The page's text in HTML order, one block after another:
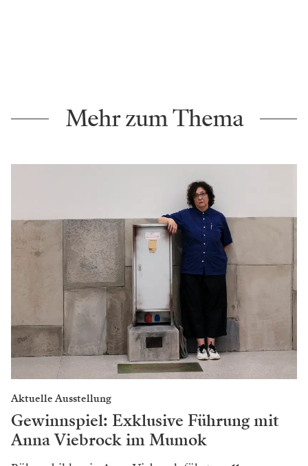
Mehr zum Thema
Aktuelle Ausstellung
Gewinnspiel: Exklusive Führung mit
Anna Viebrock im Mumok